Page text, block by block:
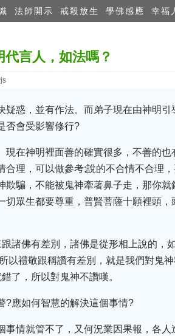
法師開示 戒殺放生 學佛感應 幸福
言人，如法嗎？
惑，並有作法。而弟子現在由神明引
否會受影響修行?
在神明裡面善的確實很多，不善的也
理，可以做參考;說的不合情不合理
騙，不能被鬼神牽著鼻子走，那你就
眾生都要尊重，普賢菩薩十願裡頭，
諸佛有差別，諸佛是從形相上說的，
以禮敬跟稱讚有差別，就是我們對鬼
了，所以對鬼神不讚嘆。
?應如何智慧的解決這個事情?
情就管不了，又何況業因果報，各人